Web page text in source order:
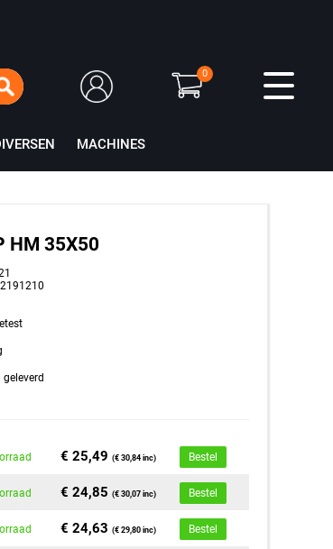
MACHINES
0
HM 35X50
€ 25,49(€ 30,84 inc) Bestel
€ 24,85(€ 30,07 inc) Bestel
€ 24,63(€ 29,80 inc) Bestel